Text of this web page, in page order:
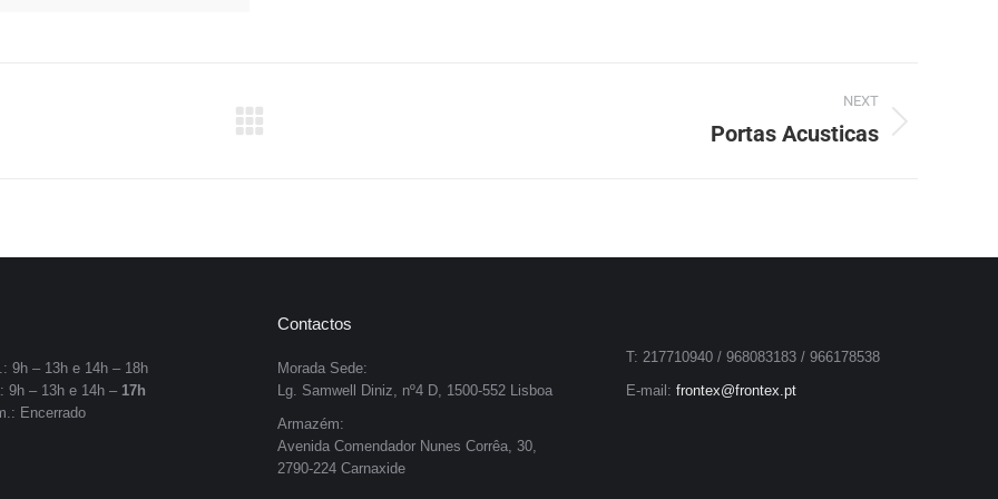
NEXT
Portas Acusticas
9h – 13h e 14h – 18h
9h – 13h e 14h – 17h
Encerrado
Contactos
Morada Sede:
Lg. Samwell Diniz, nº4 D, 1500-552 Lisboa
Armazém:
Avenida Comendador Nunes Corrêa, 30,
2790-224 Carnaxide
T: 217710940 / 968083183 / 966178538
E-mail: frontex@frontex.pt